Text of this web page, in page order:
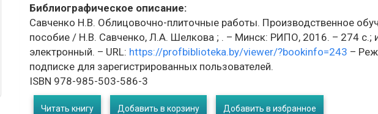
Библиографическое описание:
Савченко Н.В. Облицовочно-плиточные работы. Производственное
пособие / Н.В. Савченко, Л.А. Шелкова ; . – Минск: РИПО, 2016. – 274 с.;
электронный. – URL: https://profbiblioteka.by/viewer/?bookinfo=243 –
подписке для зарегистрированных пользователей.
ISBN 978-985-503-586-3
Читать книгу Добавить в корзину Добавить в избранное